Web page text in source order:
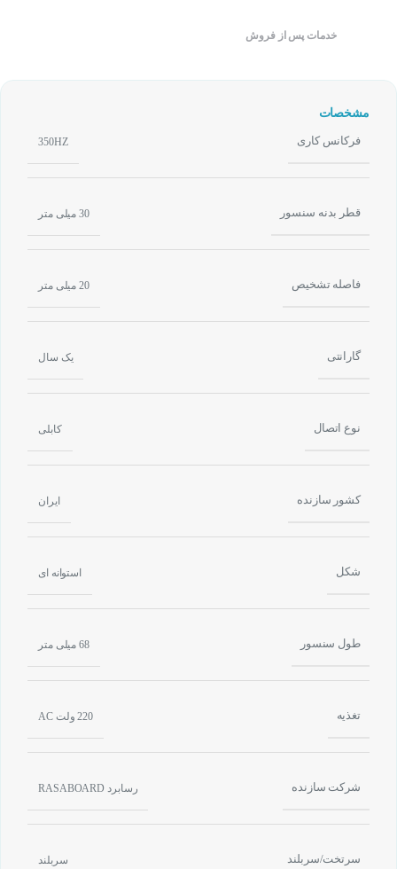
خدمات پس از فروش
مشخصات
فرکانس کاری 350HZ
قطر بدنه سنسور 30 میلی متر
فاصله تشخیص 20 میلی متر
گارانتی یک سال
نوع اتصال کابلی
کشور سازنده ایران
شکل استوانه ای
طول سنسور 68 میلی متر
تغذیه 220 ولت AC
شرکت سازنده رسابرد RASABOARD
سرتخت/سربلند سربلند